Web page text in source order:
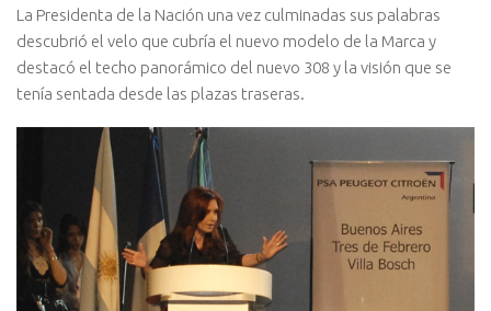
La Presidenta de la Nación una vez culminadas sus palabras
descubrió el velo que cubría el nuevo modelo de la Marca y
destacó el techo panorámico del nuevo 308 y la visión que se
tenía sentada desde las plazas traseras.